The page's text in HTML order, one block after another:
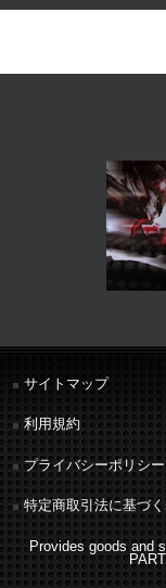
サイトマップ
利用規約
プライバシーポリシー
特定商取引法に基づ
Provides goods and